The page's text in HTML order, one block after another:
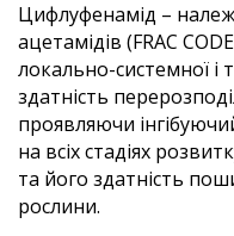
Цифлуфенамід –
ацетамідів (FRAC
локально-системної і
здатність
проявляючи
на всіх стадіях
та його здатність
рослини.